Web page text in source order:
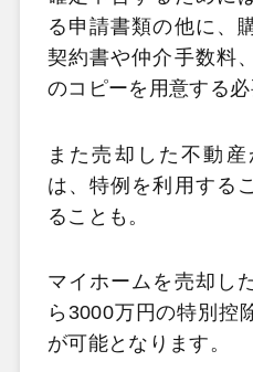
る申請書類の他に、
契約書や仲介手数料
のコピーを用意する必
また売却した不動
は、特例を利用する
ることも。
マイホームを売却し
ら3000万円の特別控
が可能となります。